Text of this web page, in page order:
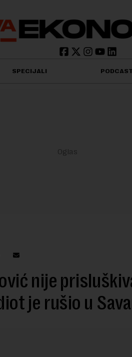
SPECIJALI PODCAST
nije
je rušio u